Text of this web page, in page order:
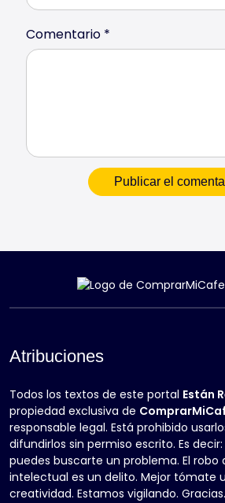
Comentario *
Atribuciones
Todos los textos de este portal Están
propiedad exclusiva de
responsable legal. Está prohibido
difundirlos sin permiso escrito. Es
puedes buscarte un problema. El robo
intelectual es un delito. Mejor tómate
creatividad. Estamos vigilando. Gracias.